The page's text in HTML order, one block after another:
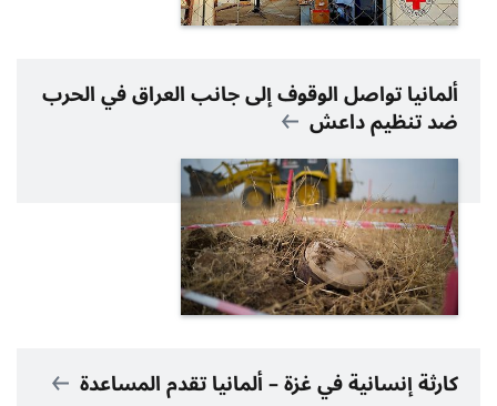
ألمانيا تواصل الوقوف إلى جانب العراق في الحرب
ضد تنظيم داعش
كارثة إنسانية في غزة – ألمانيا تقدم المساعدة